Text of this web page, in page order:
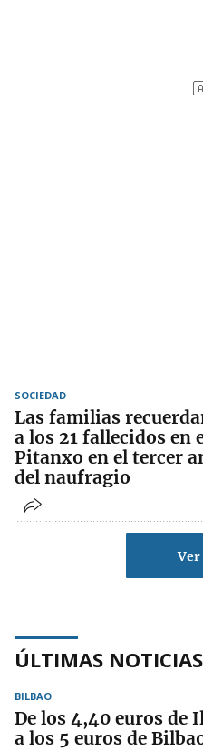
SOCIEDAD
Las familias
a los 21 fallecidos en
Pitanxo en el tercer
del naufragio
Ver
ÚLTIMAS NOTICIAS
BILBAO
De los 4,40 euros de
a los 5 euros de